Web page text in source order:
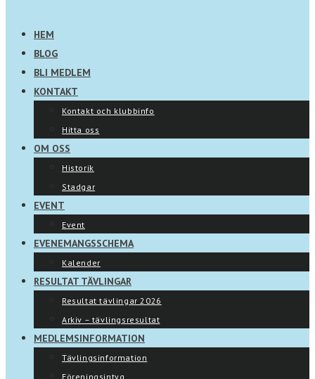
HEM
BLOG
BLI MEDLEM
KONTAKT
Kontakt och klubbinfo
Hitta oss
OM OSS
Historik
Stadgar
EVENT
Event
EVENEMANGSSCHEMA
Kalender
RESULTAT TÄVLINGAR
Resultat tävlingar 2026
Arkiv – tävlingsresultat
MEDLEMSINFORMATION
Tävlingsinformation
Föreningsintyg